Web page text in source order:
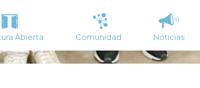
Abierta Comunidad Noticias